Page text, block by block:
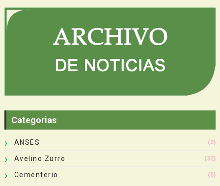
Categorias
ANSES (2)
Avelino Zurro (32)
Cementerio (5)